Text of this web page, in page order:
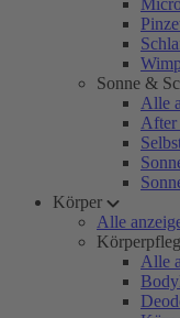
Sonne &
Alle
After
Körper
Alle
Alle